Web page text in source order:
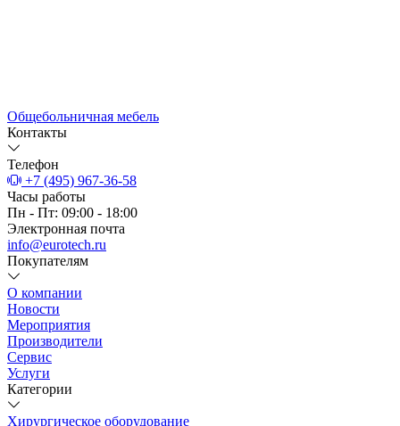
Общебольничная мебель
Контакты
Телефон
+7 (495) 967-36-58
Часы работы
Пн - Пт: 09:00 - 18:00
Электронная почта
info@eurotech.ru
Покупателям
О компании
Новости
Мероприятия
Производители
Сервис
Услуги
Категории
Хирургическое оборудование